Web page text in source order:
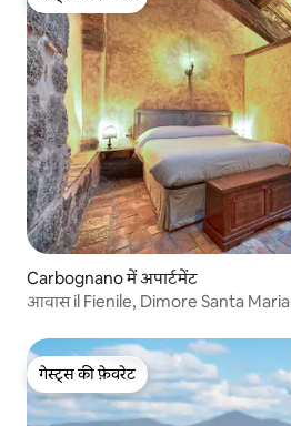
गेस्ट्स की फ़ेवरेट
Carbognano में अपार्टमेंट
आवास il Fienile, Dimore Santa Maria
गेस्ट्स की फ़ेवरेट
गेस्ट्स की फ़ेवरेट